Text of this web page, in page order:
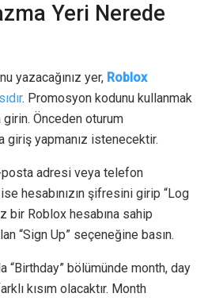
Yeri Nerede
yazacağınız yer, Roblox
. Promosyon kodunu kullanmak
Önceden oturum
giriş yapmanız istenecektir.
posta adresi veya telefon
hesabınızın şifresini girip “Log
bir Roblox hesabına sahip
“Sign Up” seçeneğine basın.
“Birthday” bölümünde month, day
kısım olacaktır. Month